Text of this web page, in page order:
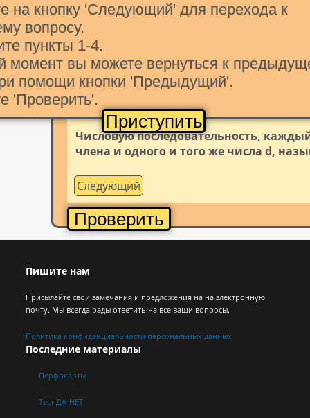
на кнопку 'Следующий' для перехода к
вопросу.
пункты 1-4.
момент вы можете вернуться к
помощи кнопки 'Предыдущий'.
'Проверить'.
Приступить
Перетащите в рамку термин
Вопрос 1
Числовую последовательность,
члена и одного и того же числа d,
Следующий
Проверить
Пишите нам
Присылайте свои замечания и предложения на на электронную
почту. Мы всегда рады ответить на все ваши вопросы.
Политика конфиденциальности персональных данных
Последние материалы
Перфокарты
Тест ДА-НЕТ